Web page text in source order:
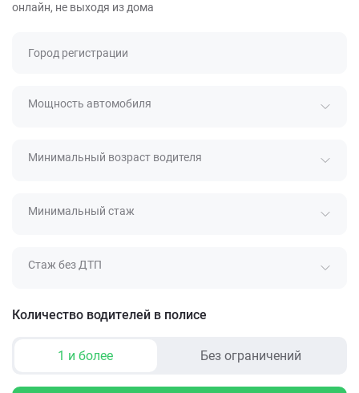
онлайн, не выходя из дома
Город регистрации
Мощность автомобиля
Минимальный возраст водителя
Минимальный стаж
Стаж без ДТП
Количество водителей в полисе
1 и более Без ограничений